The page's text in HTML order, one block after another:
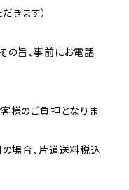
きます）
の旨、事前にお電話
様のご負担となりま
の場合、片道送料税込